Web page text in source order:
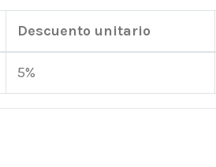
Descuento unitario
5%